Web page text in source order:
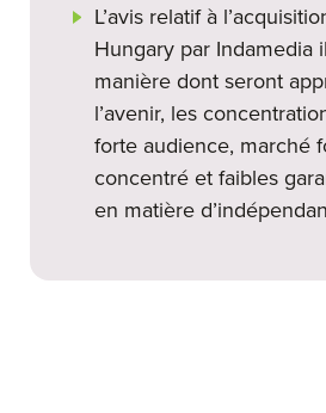
L’avis relatif à
Hungary par Indamedia
manière dont seront
l’avenir, les
forte audience, marché
concentré et faibles
en matière